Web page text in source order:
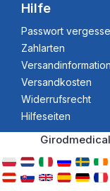
Hilfe
Passwort
Zahlarten
Versandkosten
Widerrufsrecht
Hilfeseiten